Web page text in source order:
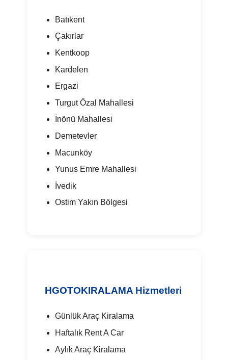
Batıkent
Çakırlar
Kentkoop
Kardelen
Ergazi
Turgut Özal Mahallesi
İnönü Mahallesi
Demetevler
Macunköy
Yunus Emre Mahallesi
İvedik
Ostim Yakın Bölgesi
HGOTOKIRALAMA Hizmetleri
Günlük Araç Kiralama
Haftalık Rent A Car
Aylık Araç Kiralama